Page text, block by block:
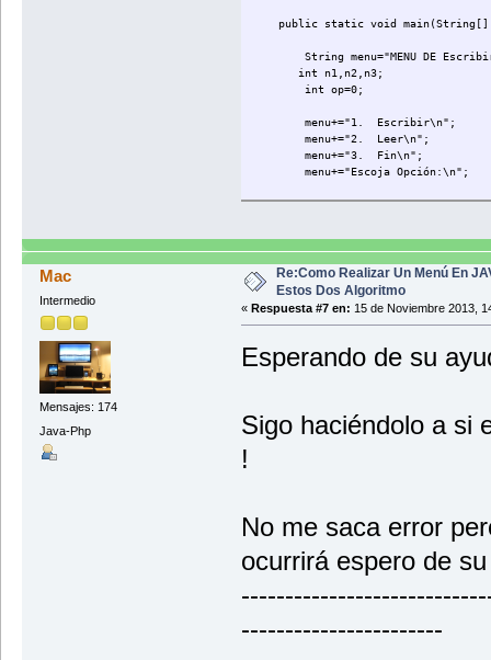
public static void main(String[]
String menu="MENU DE
int n1,n2,n3;
int op=0;
menu+="1. Escribir\n";
menu+="2. Leer\n";
menu+="3. Fin\n";
menu+="Escoja Opción:\n";
while (op!=3){
switch (op){
case 1:
case 2:
case 3:
}
}
}// cierre del public static
Mac
Intermedio
Mensajes: 174
Java-Php
Re:Como Realizar Un Menú En
Estos Dos Algoritmo
« Respuesta #7 en: 15 de Noviembre 2013,
Esperando de su
Sigo haciéndolo a si
!
No me saca error
ocurrirá espero de
-----------------------